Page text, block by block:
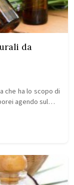
da
che ha lo scopo di
agendo sul…